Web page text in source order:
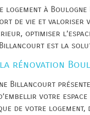
logement à
de vie et valoriser
optimiser
est la
la rénovation
Billancourt
votre
de votre